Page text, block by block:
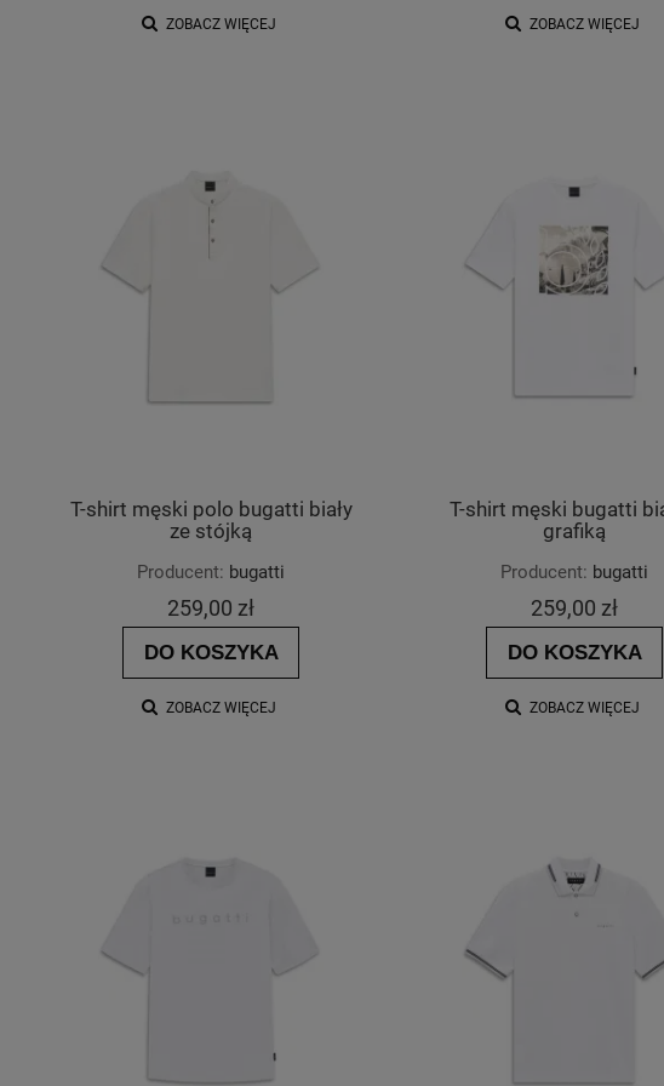
Najniższa cena:269,00 zł
DO KOSZYKA
589,00 zł
DO KOSZYKA
ZOBACZ WIĘCEJ ZOBACZ WIĘCEJ
T-shirt męski polo bugatti biały
ze stójką
Producent: bugatti
259,00 zł
DO KOSZYKA
ZOBACZ WIĘCEJ
T-shirt męski bugatti
grafiką
Producent: bugatti
259,00 zł
DO KOSZYKA
ZOBACZ WIĘCEJ